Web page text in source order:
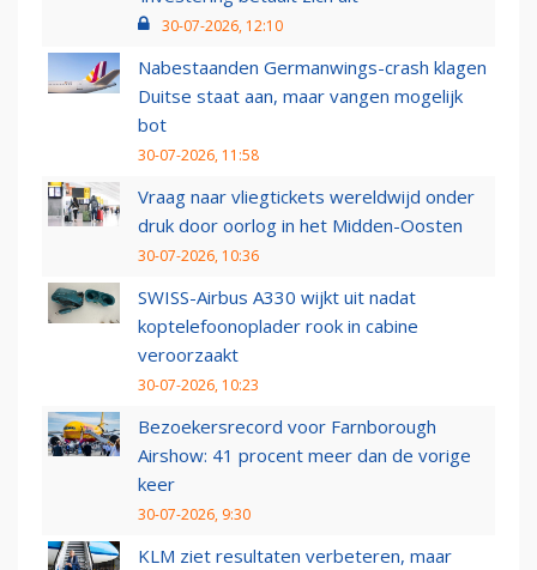
30-07-2026, 12:10
Nabestaanden Germanwings-crash klagen
Duitse staat aan, maar vangen mogelijk
bot
30-07-2026, 11:58
Vraag naar vliegtickets wereldwijd onder
druk door oorlog in het Midden-Oosten
30-07-2026, 10:36
SWISS-Airbus A330 wijkt uit nadat
koptelefoonoplader rook in cabine
veroorzaakt
30-07-2026, 10:23
Bezoekersrecord voor Farnborough
Airshow: 41 procent meer dan de vorige
keer
30-07-2026, 9:30
KLM ziet resultaten verbeteren, maar